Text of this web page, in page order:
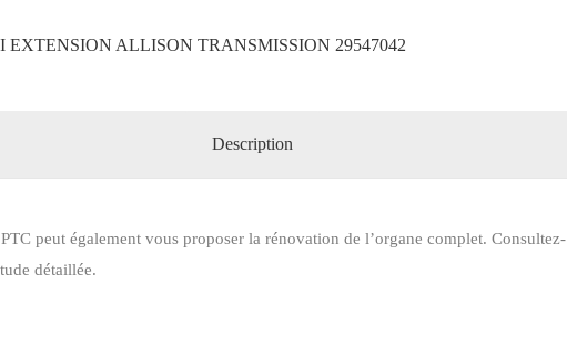
EXTENSION ALLISON TRANSMISSION 29547042
Description
peut également vous proposer la rénovation de l’organe complet. Consultez-
détaillée.